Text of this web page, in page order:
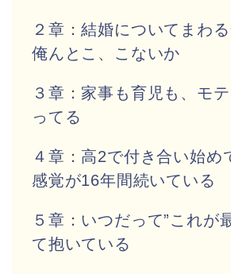
２章：結婚についてまわ
俺んとこ、こないか
３章：家事も育児も、モ
ってる
４章：高2で付き合い始め
感覚が16年間続いている
５章：いつだって”これが
て抱いている